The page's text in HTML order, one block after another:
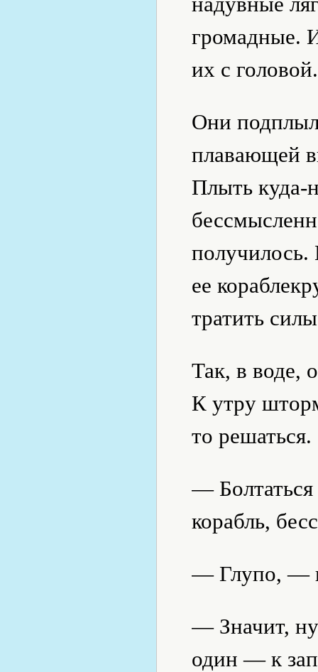
громадные.
их с головой.
Они
плавающей
Плыть куда-
ее
тратить
Так, в воде,
К утру
то решаться.
— Болтаться
корабль,
— Глупо, —
— Значит,
один — к